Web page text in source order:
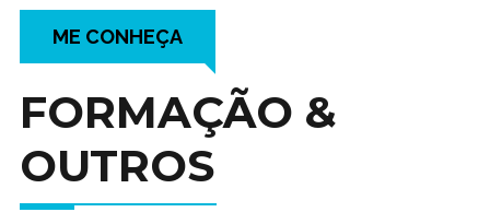
ME CONHEÇA
FORMAÇÃO &
OUTROS